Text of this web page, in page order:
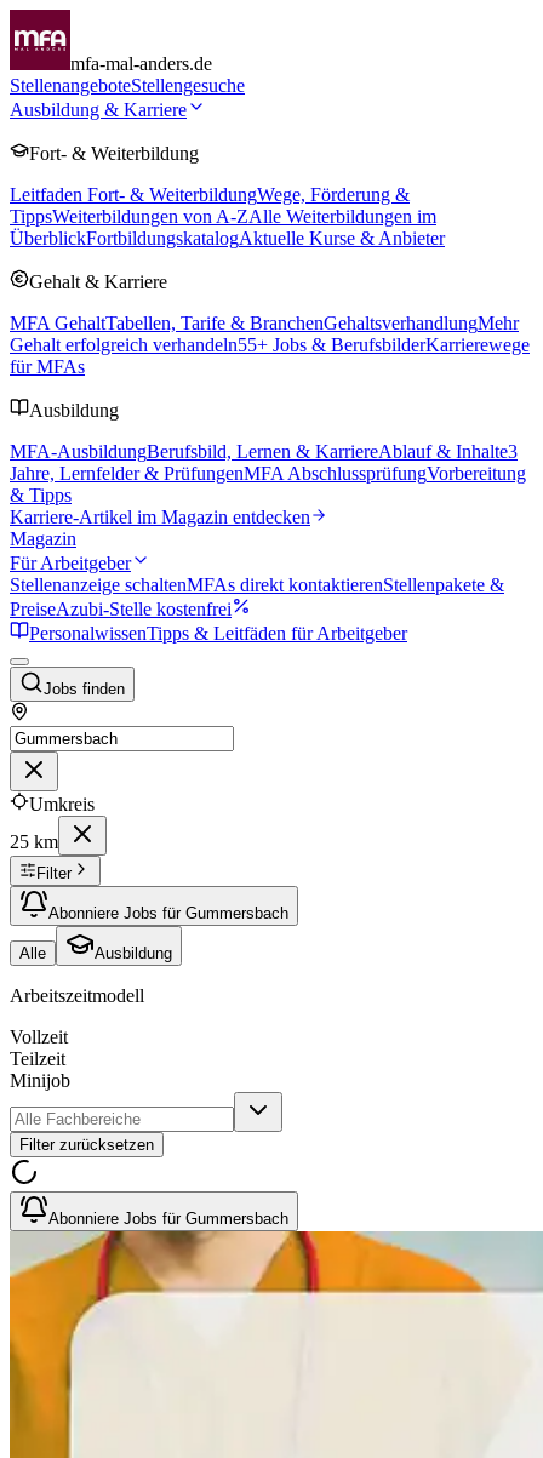
mfa-mal-anders.de
StellenangeboteStellengesuche
Ausbildung & Karriere
Fort- & Weiterbildung
Leitfaden Fort- & WeiterbildungWege, Förderung &
TippsWeiterbildungen von A-ZAlle Weiterbildungen im
ÜberblickFortbildungskatalogAktuelle Kurse & Anbieter
Gehalt & Karriere
MFA GehaltTabellen, Tarife & BranchenGehaltsverhandlungMehr
Gehalt erfolgreich verhandeln55+ Jobs & BerufsbilderKarrierewege
für MFAs
Ausbildung
MFA-AusbildungBerufsbild, Lernen & KarriereAblauf & Inhalte3
Jahre, Lernfelder & PrüfungenMFA AbschlussprüfungVorbereitung
& Tipps
Karriere-Artikel im Magazin entdecken
Magazin
Für Arbeitgeber
Stellenanzeige schaltenMFAs direkt kontaktierenStellenpakete &
PreiseAzubi-Stelle kostenfrei
PersonalwissenTipps & Leitfäden für Arbeitgeber
Jobs finden
Umkreis
25 km
Filter
Abonniere Jobs für Gummersbach
Alle Ausbildung
Arbeitszeitmodell
Vollzeit
Teilzeit
Minijob
Filter zurücksetzen
Abonniere Jobs für Gummersbach